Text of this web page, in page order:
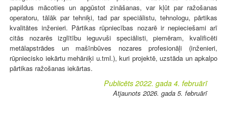
papildus mācoties un apgūstot zināšanas, var kļūt par ražošanas
operatoru, tālāk par tehniķi, tad par speciālistu, tehnologu, pārtikas
kvalitātes inženieri. Pārtikas rūpniecības nozarē ir nepieciešami arī
citās nozarēs izglītību ieguvuši speciālisti, piemēram, kvalificēti
metālapstrādes un mašīnbūves nozares profesionāļi (inženieri,
rūpniecisko iekārtu mehāniķi u.tml.), kuri projektē, uzstāda un apkalpo
pārtikas ražošanas iekārtas.
Publicēts 2022. gada 4. februārī
Atjaunots 2026. gada 5. februārī